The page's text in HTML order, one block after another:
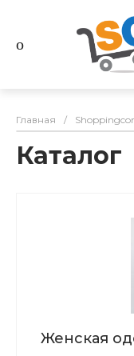
Главная /
Каталог
Женская